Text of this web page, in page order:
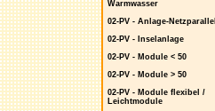
Warmwasser
02-PV - Anlage-Netzparallel
02-PV - Inselanlage
02-PV - Module < 50
02-PV - Module > 50
02-PV - Module flexibel /
Leichtmodule